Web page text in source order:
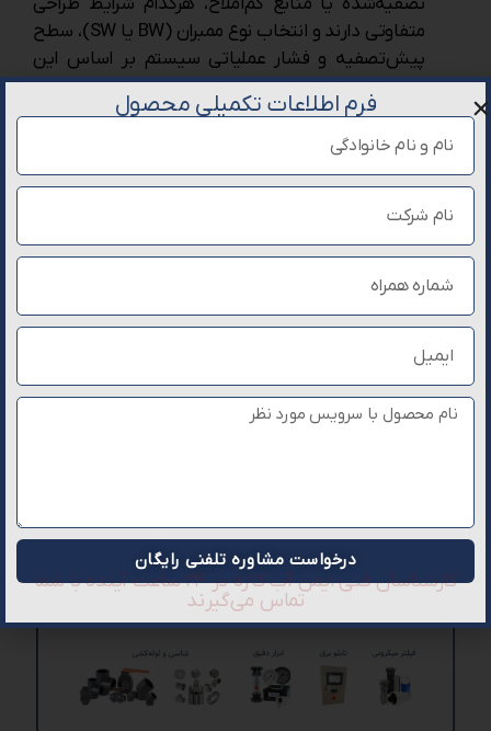
متفاوتی دارند و انتخاب نوع ممبران (BW یا SW)، سطح
پیش‌تصفیه و فشار عملیاتی سیستم بر اساس این
پارامتر انجام می‌شود.
ظرفیت مورد نیاز: ظرفیت طراحی سیستم بر اساس دبی
مصرف (پیوسته یا شیفتی) تعیین می‌شود تا از کمبود
گردد.
نوع کاربری و استاندارد مصرف: استاندارد کیفیت آب
مورد نیاز در کاربردهای مختلف مانند شرب، صنعتی،
کشاورزی، دیگ بخار یا مصارف دارویی متفاوت است و
نیاز به گندزدایی یا خالص‌سازی نهایی بر اساس کاربرد
تعیین می‌شوند.
فرم اطلاعات تکمیلی محصول
درخواست مشاوره تلفنی رایگان
کارشناسان فنی ایمن آب کاژه در ۲۴ ساعت آینده با شما
تماس می‌گیرند